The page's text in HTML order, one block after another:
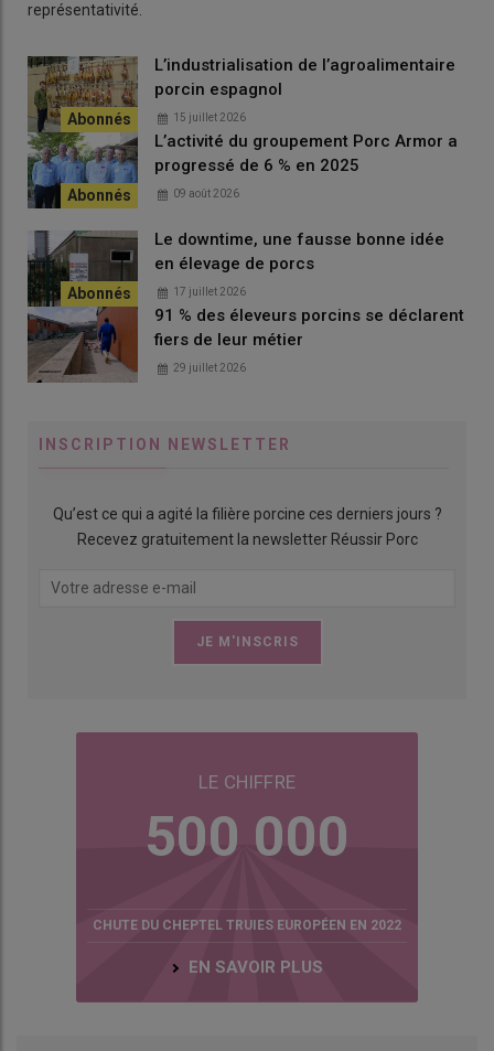
représentativité.
L’industrialisation de l’agroalimentaire
porcin espagnol
15 juillet 2026
L’activité du groupement Porc Armor a
progressé de 6 % en 2025
09 août 2026
Le downtime, une fausse bonne idée
en élevage de porcs
17 juillet 2026
91 % des éleveurs porcins se déclarent
fiers de leur métier
29 juillet 2026
INSCRIPTION NEWSLETTER
Qu’est ce qui a agité la filière porcine ces derniers jours ?
Recevez gratuitement la newsletter Réussir Porc
LE CHIFFRE
500 000
CHUTE DU CHEPTEL TRUIES EUROPÉEN EN 2022
EN SAVOIR PLUS